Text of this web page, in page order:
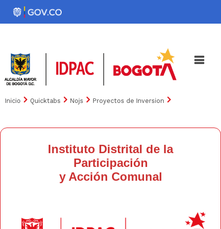
Pasar
Noticias Iniciativas
Inicio Quicktabs Nojs Proyectos de Inversion
Instituto Distrital de la
Participación
y Acción Comunal